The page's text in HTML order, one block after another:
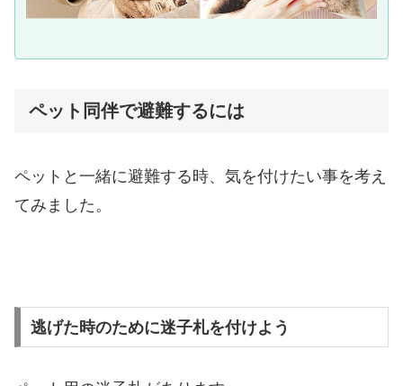
ペット同伴で避難するには
ペットと一緒に避難する時、気を付けたい事を考え
てみました。
逃げた時のために迷子札を付けよう